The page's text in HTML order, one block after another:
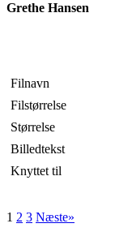
Grethe Hansen
Filnavn
Filstørrelse
Størrelse
Billedtekst
Knyttet til
1 2 3 Næste»